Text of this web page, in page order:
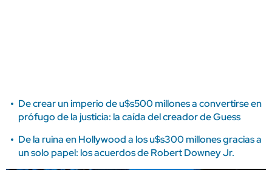
De crear un imperio de u$s500 millones a convertirse en
prófugo de la justicia: la caída del creador de Guess
De la ruina en Hollywood a los u$s300 millones gracias a
un solo papel: los acuerdos de Robert Downey Jr.